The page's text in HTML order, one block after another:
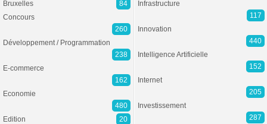
Bruxelles
84
Concours
260
Développement / Programmation
238
E-commerce
162
Economie
480
Edition
20
Infrastructure
117
Innovation
440
Intelligence Artificielle
152
Internet
205
Investissement
287